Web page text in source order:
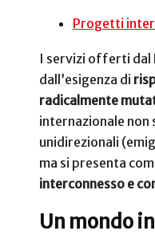
Progetti
I servizi offerti dal
dall’esigenza di
radicalmente
internazionale non
unidirezionali
ma si presenta
interconnesso e
Un mondo